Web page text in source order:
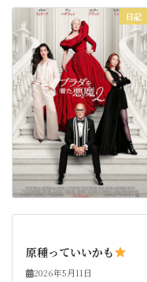
日記
原種っていいかも
2026年5月11日